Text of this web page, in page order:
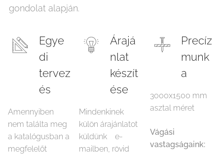
gondolat alapján.
Egye
di
tervez
és
Amennyiben
nem találta meg
a katalógusban a
megfelelőt
Árajá
nlat
készít
ése
Mindenkinek
külön árajánlatot
küldünk e-
mailben, rövid
Precíz
munk
a
3000x1500 mm
asztal méret
Vágási
vastagságaink: